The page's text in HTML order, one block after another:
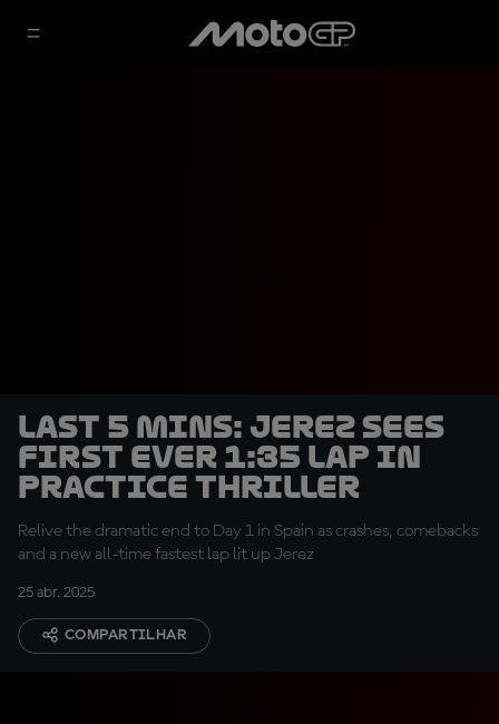
LAST 5 MINS: Jerez sees
first ever 1:35 lap in
Practice thriller
Relive the dramatic end to Day 1 in Spain as crashes, comebacks
and a new all-time fastest lap lit up Jerez
25 abr. 2025
COMPARTILHAR